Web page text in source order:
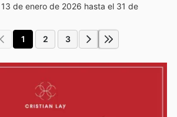
de enero de 2026 hasta el 31 de
1 2 3